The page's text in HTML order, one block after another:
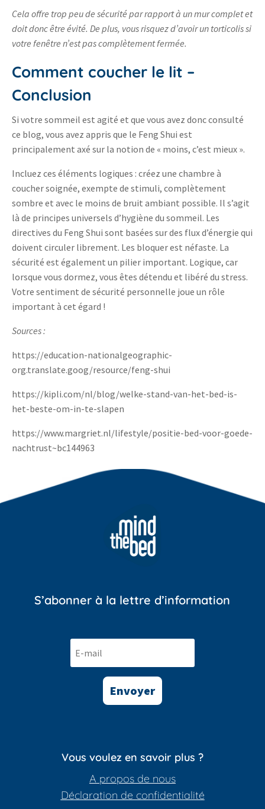
Cela offre trop peu de sécurité par rapport à un mur complet et
doit donc être évité. De plus, vous risquez d’avoir un torticolis si
votre fenêtre n’est pas complètement fermée.
Comment coucher le lit –
Conclusion
Si votre sommeil est agité et que vous avez donc consulté
ce blog, vous avez appris que le Feng Shui est
principalement axé sur la notion de « moins, c’est mieux ».
Incluez ces éléments logiques : créez une chambre à
coucher soignée, exempte de stimuli, complètement
sombre et avec le moins de bruit ambiant possible. Il s’agit
là de principes universels d’hygiène du sommeil. Les
directives du Feng Shui sont basées sur des flux d’énergie qui
doivent circuler librement. Les bloquer est néfaste. La
sécurité est également un pilier important. Logique, car
lorsque vous dormez, vous êtes détendu et libéré du stress.
Votre sentiment de sécurité personnelle joue un rôle
important à cet égard !
Sources :
https://education-nationalgeographic-
org.translate.goog/resource/feng-shui
https://kipli.com/nl/blog/welke-stand-van-het-bed-is-
het-beste-om-in-te-slapen
https://www.margriet.nl/lifestyle/positie-bed-voor-goede-
nachtrust~bc144963
S’abonner à la lettre d’information
Envoyer
Vous voulez en savoir plus ?
A propos de nous
Déclaration de confidentialité